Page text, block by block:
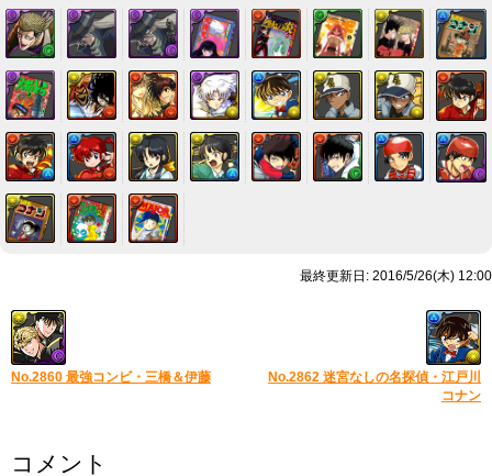
最終更新日: 2016/5/26(木) 12:00
No.2860 最強コンビ・三橋＆伊藤
No.2862 迷宮なしの名探偵・江戸川
コナン
コメント